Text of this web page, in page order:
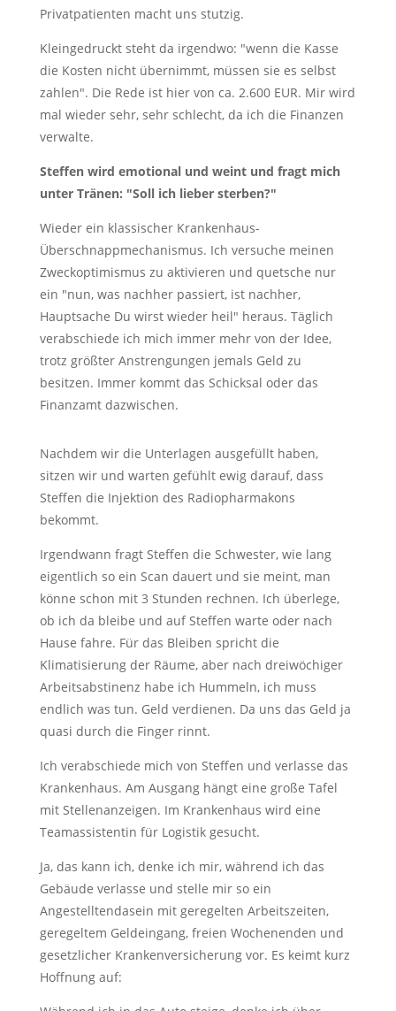
Privatpatienten macht uns stutzig.
Kleingedruckt steht da irgendwo: "wenn die Kasse
die Kosten nicht übernimmt, müssen sie es selbst
zahlen". Die Rede ist hier von ca. 2.600 EUR. Mir wird
mal wieder sehr, sehr schlecht, da ich die Finanzen
verwalte.
Steffen wird emotional und weint und fragt mich
unter Tränen: "Soll ich lieber sterben?"
Wieder ein klassischer Krankenhaus-
Überschnappmechanismus. Ich versuche meinen
Zweckoptimismus zu aktivieren und quetsche nur
ein "nun, was nachher passiert, ist nachher,
Hauptsache Du wirst wieder heil" heraus. Täglich
verabschiede ich mich immer mehr von der Idee,
trotz größter Anstrengungen jemals Geld zu
besitzen. Immer kommt das Schicksal oder das
Finanzamt dazwischen.
Nachdem wir die Unterlagen ausgefüllt haben,
sitzen wir und warten gefühlt ewig darauf, dass
Steffen die Injektion des Radiopharmakons
bekommt.
Irgendwann fragt Steffen die Schwester, wie lang
eigentlich so ein Scan dauert und sie meint, man
könne schon mit 3 Stunden rechnen. Ich überlege,
ob ich da bleibe und auf Steffen warte oder nach
Hause fahre. Für das Bleiben spricht die
Klimatisierung der Räume, aber nach dreiwöchiger
Arbeitsabstinenz habe ich Hummeln, ich muss
endlich was tun. Geld verdienen. Da uns das Geld ja
quasi durch die Finger rinnt.
Ich verabschiede mich von Steffen und verlasse das
Krankenhaus. Am Ausgang hängt eine große Tafel
mit Stellenanzeigen. Im Krankenhaus wird eine
Teamassistentin für Logistik gesucht.
Ja, das kann ich, denke ich mir, während ich das
Gebäude verlasse und stelle mir so ein
Angestelltendasein mit geregelten Arbeitszeiten,
geregeltem Geldeingang, freien Wochenenden und
gesetzlicher Krankenversicherung vor. Es keimt kurz
Hoffnung auf: